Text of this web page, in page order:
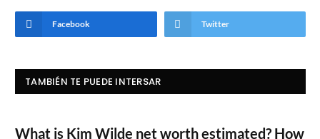
Facebook Twitter
TAMBIÉN TE PUEDE INTERSAR
What is Kim Wilde net worth estimated? How